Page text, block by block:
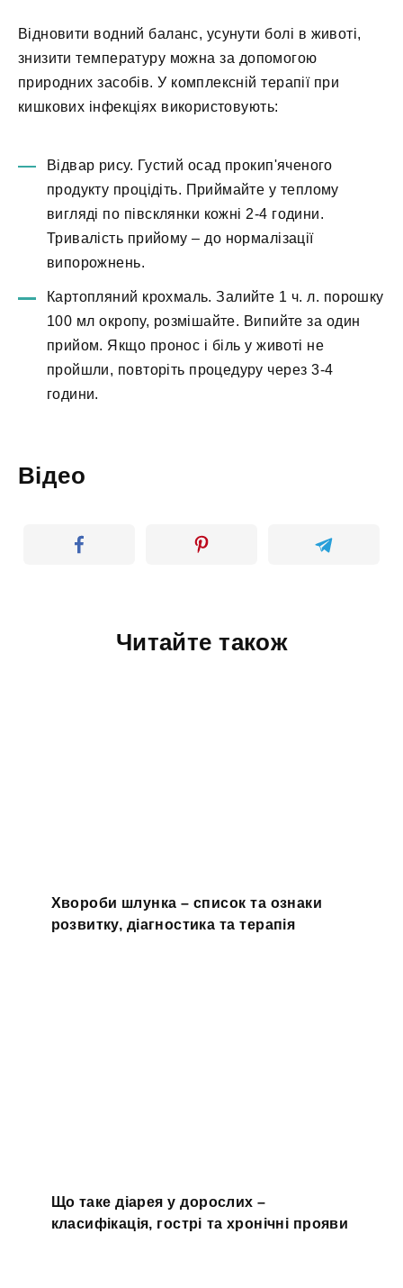
Відновити водний баланс, усунути болі в животі,
знизити температуру можна за допомогою
природних засобів. У комплексній терапії при
кишкових інфекціях використовують:
Відвар рису. Густий осад прокип'яченого
продукту процідіть. Приймайте у теплому
вигляді по півсклянки кожні 2-4 години.
Тривалість прийому – до нормалізації
випорожнень.
Картопляний крохмаль. Залийте 1 ч. л. порошку
100 мл окропу, розмішайте. Випийте за один
прийом. Якщо пронос і біль у животі не
пройшли, повторіть процедуру через 3-4
години.
Відео
Читайте також
Хвороби шлунка – список та ознаки
розвитку, діагностика та терапія
Що таке діарея у дорослих –
класифікація, гострі та хронічні прояви